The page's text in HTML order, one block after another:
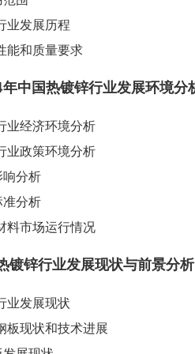
业发展历程
能和质量要求
中国热镀锌行业发展环境分
业经济环境分析
业政策环境分析
分析
分析
料市场运行情况
镀锌行业发展现状与前景分析
业发展现状
板现状和技术进展